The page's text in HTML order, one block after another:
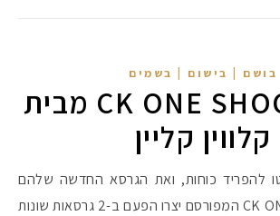
בושם | בישום | בשמים
בושם CK ONE SHOCK מבית
קלווין קליין
לבושם היוניסקס CK ONE המפורסם יצרו הפעם ב-2 גרסאות שונות